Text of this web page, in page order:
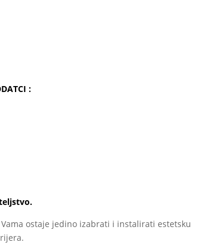
:
ostaje jedino izabrati i instalirati estetsku